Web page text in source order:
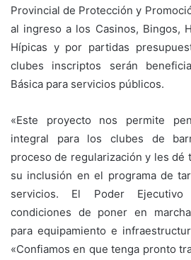
Provincial de Protección y
al ingreso a los Casinos, Bingos,
Hípicas y por partidas
clubes inscriptos serán
Básica para servicios públicos.
«Este proyecto nos permite
integral para los clubes de
proceso de regularización y les dé
su inclusión en el programa de
servicios. El Poder
condiciones de poner en
para equipamiento e
«Confiamos en que tenga pronto